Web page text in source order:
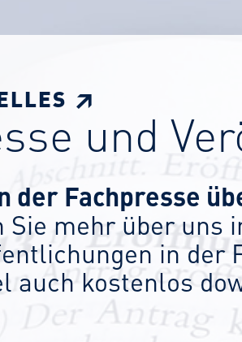
↗
und
der Fachpresse
Sie mehr über uns
in der
auch kostenlos